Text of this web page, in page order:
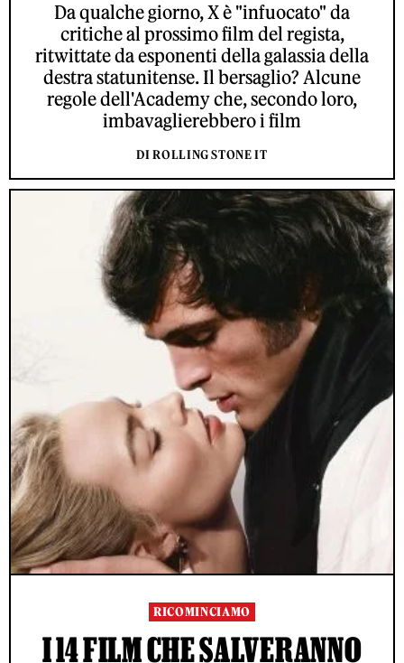
Da qualche giorno, X è "infuocato" da
critiche al prossimo film del regista,
ritwittate da esponenti della galassia della
destra statunitense. Il bersaglio? Alcune
regole dell'Academy che, secondo loro,
imbavaglierebbero i film
DI ROLLING STONE IT
RICOMINCIAMO
I 14 FILM CHE SALVERANNO